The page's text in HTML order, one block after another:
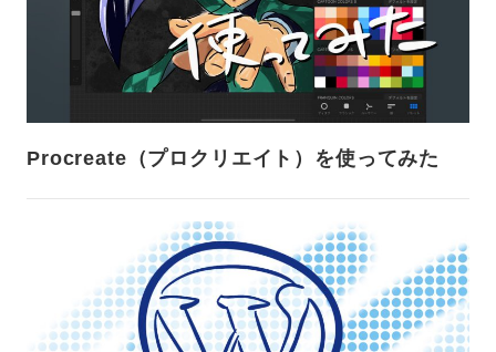
Procreate（プロクリエイト）を使ってみた